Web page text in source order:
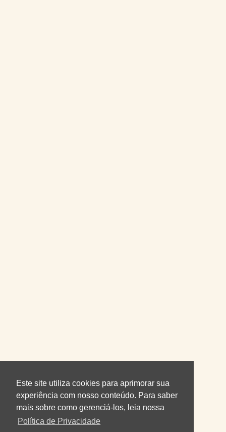
Este site utiliza cookies para aprimorar sua
experiência com nosso conteúdo. Para saber
mais sobre como gerenciá-los, leia nossa
Política de Privacidade